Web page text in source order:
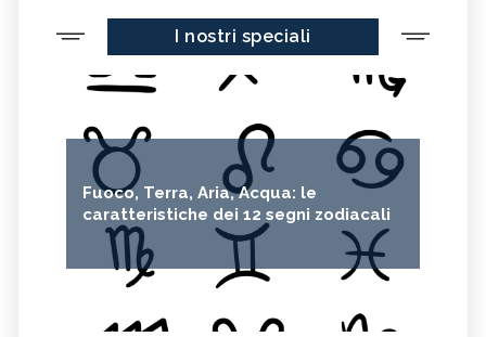
I nostri speciali
Fuoco, Terra, Aria, Acqua: le
caratteristiche dei 12 segni zodiacali